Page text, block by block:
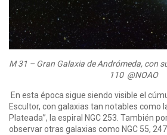
M 31 – Gran Galaxia de Andrómeda, con
110 @NOAO
En esta época sigue siendo visible el
Escultor, con galaxias tan notables como
Plateada”, la espiral NGC 253. También
observar otras galaxias como NGC 55,